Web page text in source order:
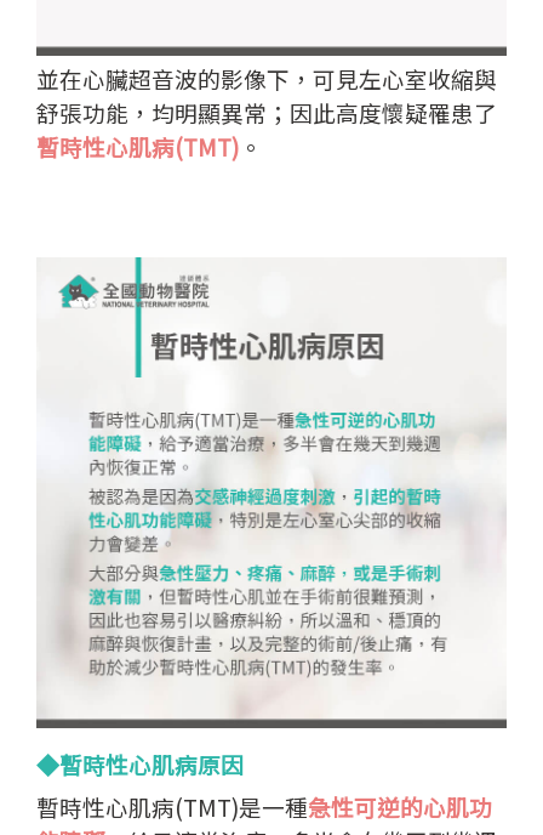
並在心臟超音波的影像下，可見左心室收縮與
舒張功能，均明顯異常；因此高度懷疑罹患了
暫時性心肌病(TMT) 。
◆暫時性心肌病原因
暫時性心肌病(TMT)是一種急性可逆的心肌功